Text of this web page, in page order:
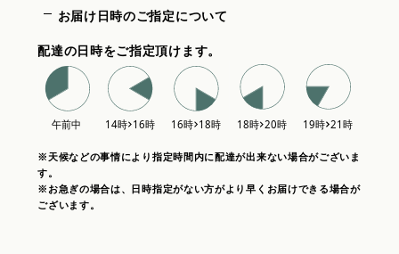
お届け日時のご指定について
配達の日時をご指定頂けます。
※天候などの事情により指定時間内に配達が出来ない場合がございま
す。
※お急ぎの場合は、日時指定がない方がより早くお届けできる場合が
ございます。